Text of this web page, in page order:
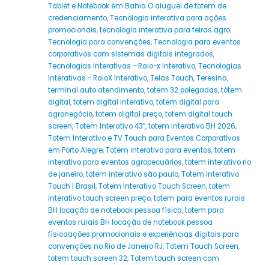
Tablet e Notebook em Bahia O aluguel de totem de
credenciamento,Tecnologia interativa para ações
promocionais,tecnologia interativa para feiras agro,
Tecnologia para convenções,Tecnologia para eventos
corporativos com sistemas digitais integrados,
Tecnologias Interativas - Raio-x interativo,Tecnologias
Interativas - RaioX Interativo,Telas Touch,Teresina,
terminal auto atendimento,totem 32 polegadas,tótem
digital,totem digital interativo,totem digital para
agronegócio,totem digital preço,totem digital touch
screen,Totem Interativo 43”,totem interativo BH 2026,
Totem Interativo e TV Touch para Eventos Corporativos
em Porto Alegre,Totem interativo para eventos,totem
interativo para eventos agropecuários,totem interativo rio
de janeiro,totem interativo são paulo,Totem Interativo
Touch | Brasil,Totem Interativo Touch Screen,totem
interativo touch screen preço,totem para eventos rurais
BH locação de notebook pessoa física,totem para
eventos rurais BH locação de notebook pessoa
físicaações promocionais e experiências digitais para
convenções no Rio de Janeiro RJ,Totem Touch Screen,
totem touch screen 32,Totem touch screen com